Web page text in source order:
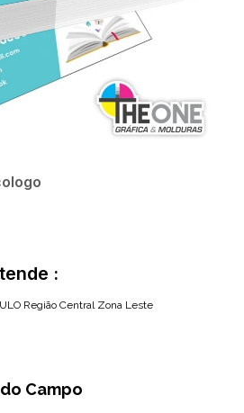
:
Região Central Zona Leste
do Campo